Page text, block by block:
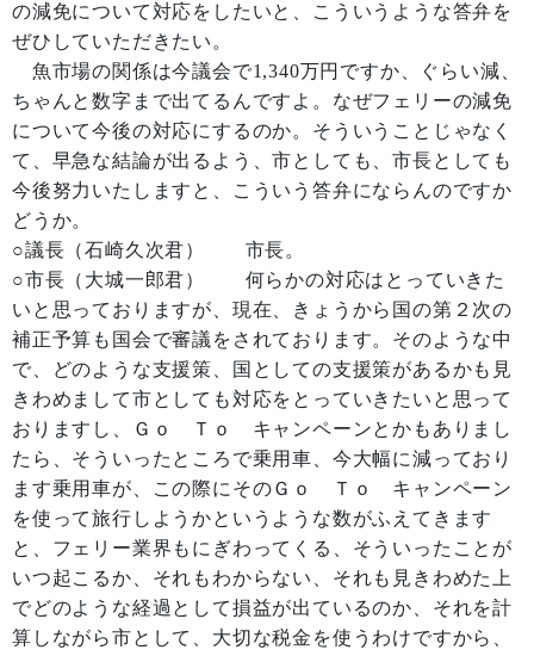
の減免について対応をしたいと、こういうような答弁を
ぜひしていただきたい。
魚市場の関係は今議会で1,340万円ですか、ぐらい減、
ちゃんと数字まで出てるんですよ。なぜフェリーの減免
について今後の対応にするのか。そういうことじゃなく
て、早急な結論が出るよう、市としても、市長としても
今後努力いたしますと、こういう答弁にならんのですか
どうか。
○議長（石崎久次君） 市長。
○市長（大城一郎君） 何らかの対応はとっていきた
いと思っておりますが、現在、きょうから国の第２次の
補正予算も国会で審議をされております。そのような中
で、どのような支援策、国としての支援策があるかも見
きわめまして市としても対応をとっていきたいと思って
おりますし、Ｇｏ Ｔｏ キャンペーンとかもありまし
たら、そういったところで乗用車、今大幅に減っており
ます乗用車が、この際にそのＧｏ Ｔｏ キャンペーン
を使って旅行しようかというような数がふえてきます
と、フェリー業界もにぎわってくる、そういったことが
いつ起こるか、それもわからない、それも見きわめた上
でどのような経過として損益が出ているのか、それを計
算しながら市として、大切な税金を使うわけですから、